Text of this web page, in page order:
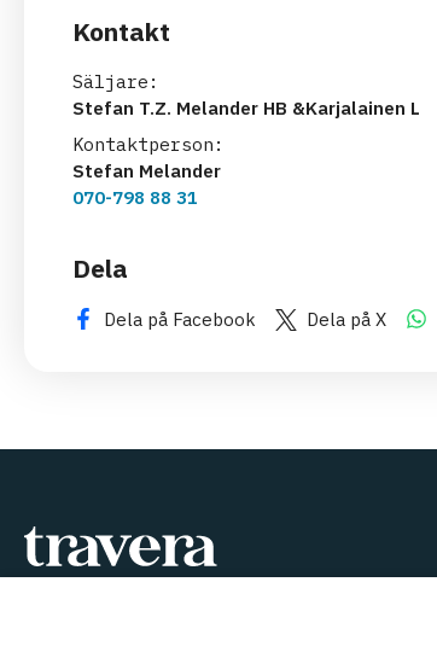
Kontakt
Säljare:
Stefan T.Z. Melander HB &Karjalainen L
Kontaktperson:
Stefan Melander
070-798 88 31
Dela
Dela på Facebook Dela på X